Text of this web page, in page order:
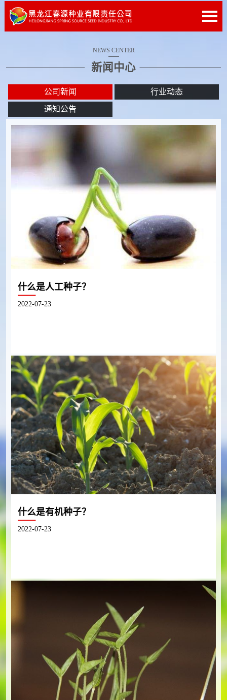
NEWS CENTER
新闻中心
公司新闻
行业动态
通知公告
什么是人工种子？
2022-07-23
什么是有机种子？
2022-07-23